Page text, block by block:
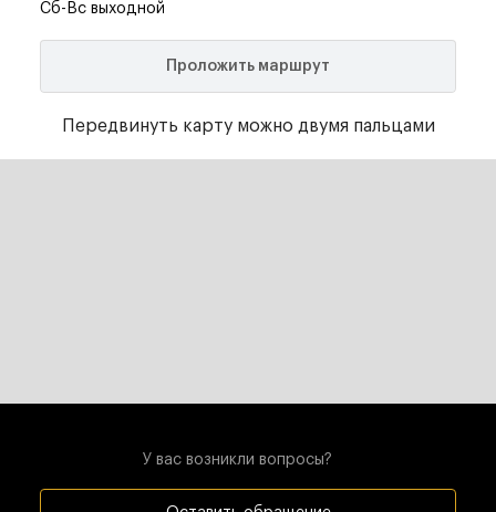
Сб-Вс выходной
Проложить маршрут
Передвинуть карту можно двумя пальцами
У вас возникли вопросы?